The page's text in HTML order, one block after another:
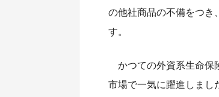
の他社商品の不備をつき
す。
かつての外資系生命保
市場で一気に躍進しまし